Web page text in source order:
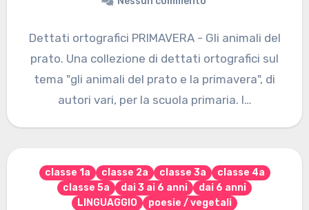
Dettati ortografici PRIMAVERA - Gli animali del
prato. Una collezione di dettati ortografici sul
tema "gli animali del prato e la primavera", di
autori vari, per la scuola primaria. I…
classe 1a classe 2a classe 3a
classe 4a
classe 5a
dai 3 ai 6 anni
dai 6 anni
LINGUAGGIO
poesie / vegetali